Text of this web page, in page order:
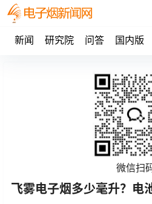
新闻 研究院 问答 国内版
微信扫
飞雾电子烟多少毫升？电